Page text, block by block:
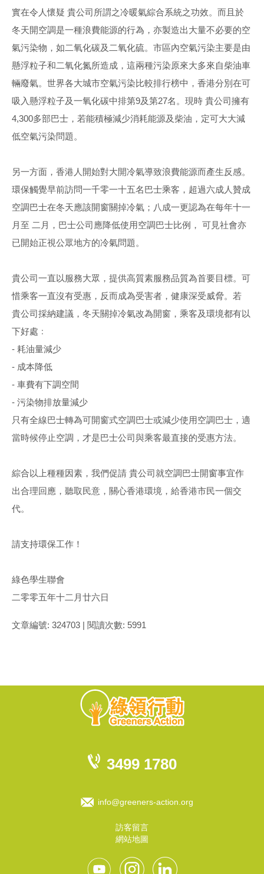
實在令人懷疑 貴公司所謂之冷暖氣綜合系統之功效。而且於
冬天開空調是一種浪費能源的行為，亦製造出大量不必要的空
氣污染物，如二氧化碳及二氧化硫。市區內空氣污染主要是由
懸浮粒子和二氧化氮所造成，這兩種污染原來大多來自柴油車
輛廢氣。世界各大城市空氣污染比較排行榜中，香港分別在可
吸入懸浮粒子及一氧化碳中排第9及第27名。現時 貴公司擁有
4,300多部巴士，若能積極減少消耗能源及柴油，定可大大減
低空氣污染問題。
另一方面，香港人開始對大開冷氣導致浪費能源而產生反感。
環保觸覺早前訪問一千零一十五名巴士乘客，超過六成人贊成
空調巴士在冬天應該開窗關掉冷氣；八成一更認為在每年十一
月至 二月，巴士公司應降低使用空調巴士比例， 可見社會亦
已開始正視公眾地方的冷氣問題。
貴公司一直以服務大眾，提供高質素服務品質為首要目標。可
惜乘客一直沒有受惠，反而成為受害者，健康深受威脅。若
貴公司採納建議，冬天關掉冷氣改為開窗，乘客及環境都有以
下好處﹕
- 耗油量減少
- 成本降低
- 車費有下調空間
- 污染物排放量減少
只有全線巴士轉為可開窗式空調巴士或減少使用空調巴士，適
當時候停止空調，才是巴士公司與乘客最直接的受惠方法。
綜合以上種種因素，我們促請 貴公司就空調巴士開窗事宜作
出合理回應，聽取民意，關心香港環境，給香港市民一個交
代。
請支持環保工作！
綠色學生聯會
二零零五年十二月廿六日
文章編號: 324703 | 閱讀次數: 5991
3499 1780
info@greeners-action.org
訪客留言
網站地圖